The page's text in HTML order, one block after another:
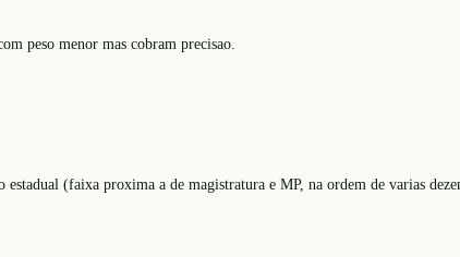
peso menor mas cobram precisao.
(faixa proxima a de magistratura e MP, na ordem de varias